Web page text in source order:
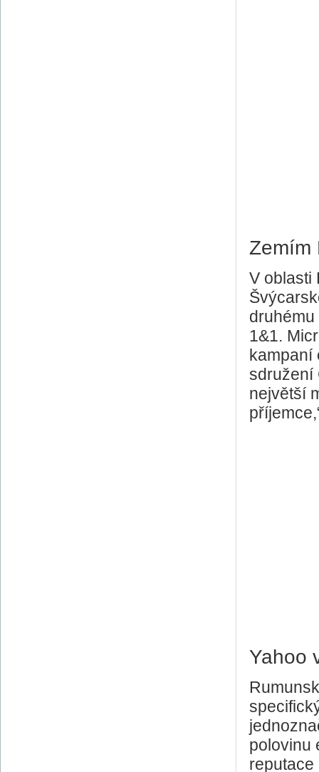
Zemím
V oblasti
1&1.
kampaní
sdružení
největší
Yahoo
polovinu
reputace